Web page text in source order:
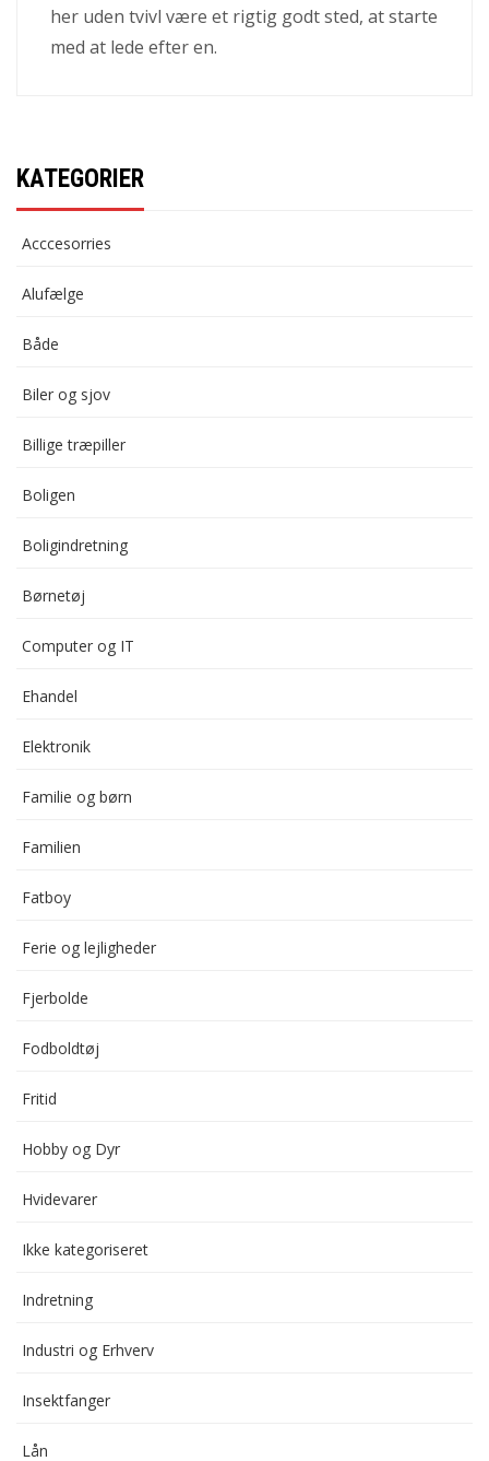
her uden tvivl være et rigtig godt sted, at starte
med at lede efter en.
KATEGORIER
Acccesorries
Alufælge
Både
Biler og sjov
Billige træpiller
Boligen
Boligindretning
Børnetøj
Computer og IT
Ehandel
Elektronik
Familie og børn
Familien
Fatboy
Ferie og lejligheder
Fjerbolde
Fodboldtøj
Fritid
Hobby og Dyr
Hvidevarer
Ikke kategoriseret
Indretning
Industri og Erhverv
Insektfanger
Lån